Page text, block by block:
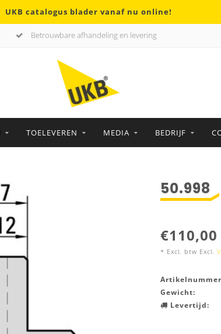
UKB catalogus blader vanaf nu online!
Betrouwbare afhandeling en levering
TOELEVEREN MEDIA BEDRIJF
50.998
€110,00
* Excl. btw Excl.
Gewicht:
Levertijd: